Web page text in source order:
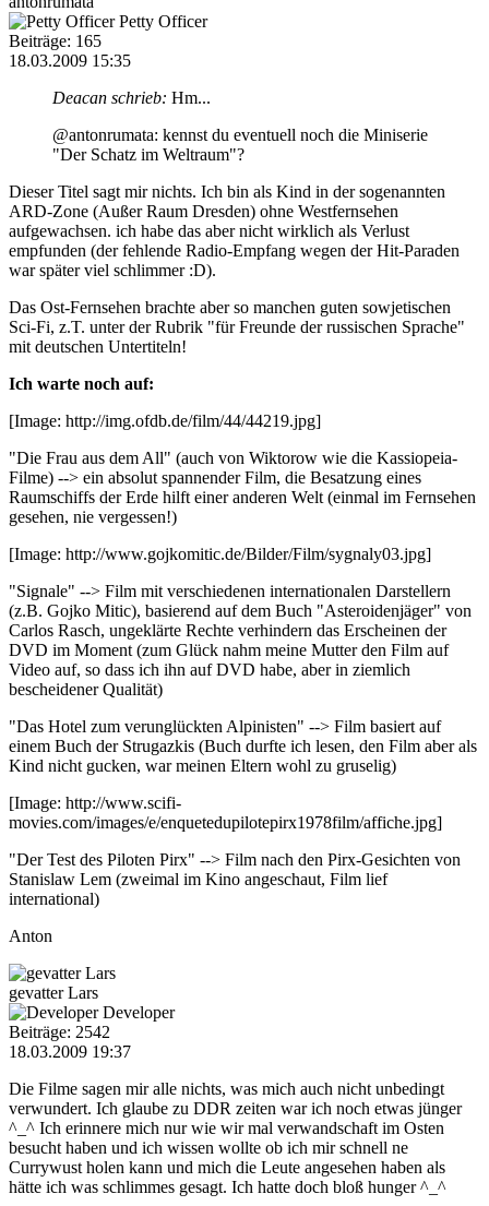
Petty Officer
Beiträge: 165
18.03.2009 15:35
Deacan schrieb: Hm...
@antonrumata: kennst du eventuell noch die Miniserie
"Der Schatz im Weltraum"?
Dieser Titel sagt mir nichts. Ich bin als Kind in der sogenannten
ARD-Zone (Außer Raum Dresden) ohne Westfernsehen
aufgewachsen. ich habe das aber nicht wirklich als Verlust
empfunden (der fehlende Radio-Empfang wegen der Hit-Paraden
war später viel schlimmer :D).
Das Ost-Fernsehen brachte aber so manchen guten sowjetischen
Sci-Fi, z.T. unter der Rubrik "für Freunde der russischen Sprache"
mit deutschen Untertiteln!
Ich warte noch auf:
[Image: http://img.ofdb.de/film/44/44219.jpg]
"Die Frau aus dem All" (auch von Wiktorow wie die Kassiopeia-
Filme) --> ein absolut spannender Film, die Besatzung eines
Raumschiffs der Erde hilft einer anderen Welt (einmal im Fernsehen
gesehen, nie vergessen!)
[Image: http://www.gojkomitic.de/Bilder/Film/sygnaly03.jpg]
"Signale" --> Film mit verschiedenen internationalen Darstellern
(z.B. Gojko Mitic), basierend auf dem Buch "Asteroidenjäger" von
Carlos Rasch, ungeklärte Rechte verhindern das Erscheinen der
DVD im Moment (zum Glück nahm meine Mutter den Film auf
Video auf, so dass ich ihn auf DVD habe, aber in ziemlich
bescheidener Qualität)
"Das Hotel zum verunglückten Alpinisten" --> Film basiert auf
einem Buch der Strugazkis (Buch durfte ich lesen, den Film aber als
Kind nicht gucken, war meinen Eltern wohl zu gruselig)
[Image: http://www.scifi-
movies.com/images/e/enquetedupilotepirx1978film/affiche.jpg]
"Der Test des Piloten Pirx" --> Film nach den Pirx-Gesichten von
Stanislaw Lem (zweimal im Kino angeschaut, Film lief
international)
Anton
gevatter Lars
Developer
Beiträge: 2542
18.03.2009 19:37
Die Filme sagen mir alle nichts, was mich auch nicht unbedingt
verwundert. Ich glaube zu DDR zeiten war ich noch etwas jünger
^_^ Ich erinnere mich nur wie wir mal verwandschaft im Osten
besucht haben und ich wissen wollte ob ich mir schnell ne
Currywust holen kann und mich die Leute angesehen haben als
hätte ich was schlimmes gesagt. Ich hatte doch bloß hunger ^_^